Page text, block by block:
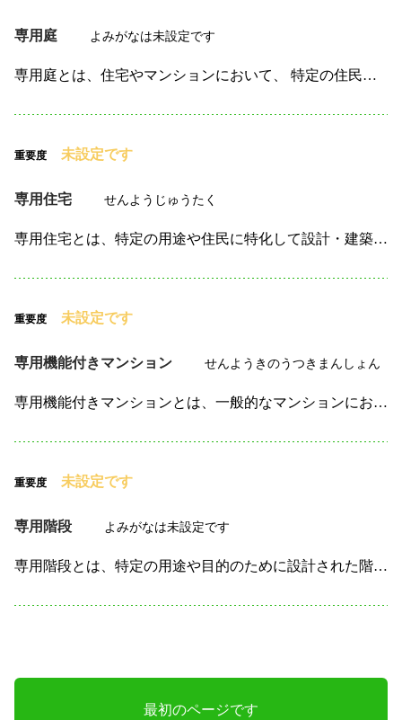
専用庭 よみがなは未設定です
専用庭とは、住宅やマンションにおいて、 特定の住民だけが利用できる専用の屋外スペースを指します。 この庭は、住民がプライベートで使用できる場所として、 個別に設計・管理されます。一般的には、花や…
重要度 未設定です
専用住宅 せんようじゅうたく
専用住宅とは、特定の用途や住民に特化して設計・建築された住宅のことです。 一般的には、住む人の生活スタイルやニーズに応じて カスタマイズされることが多く、 例えば、バリアフリー設計の住宅や高齢者…
重要度 未設定です
専用機能付きマンション せんようきのうつきまんしょん
専用機能付きマンションとは、一般的なマンションにおいて、 特定の住民や用途に合わせて提供される特別な機能や設備が 設置されたマンションのことです。 これらの機能は、住居者の生活を便利にするための…
重要度 未設定です
専用階段 よみがなは未設定です
専用階段とは、特定の用途や目的のために設計された階段です。 一般的な建物には、住居や商業施設、工場など、 さまざまな場所に階段が設置されますが、その中で専用階段は、 例えば、特定の部屋やエリアへ…
最初のページです